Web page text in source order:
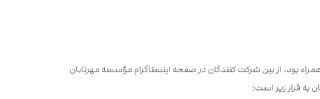
بود، از بین شرکت کنندگان در صفحه اینستاگرام مؤسسه مهرتابان
به قرار زیر است: